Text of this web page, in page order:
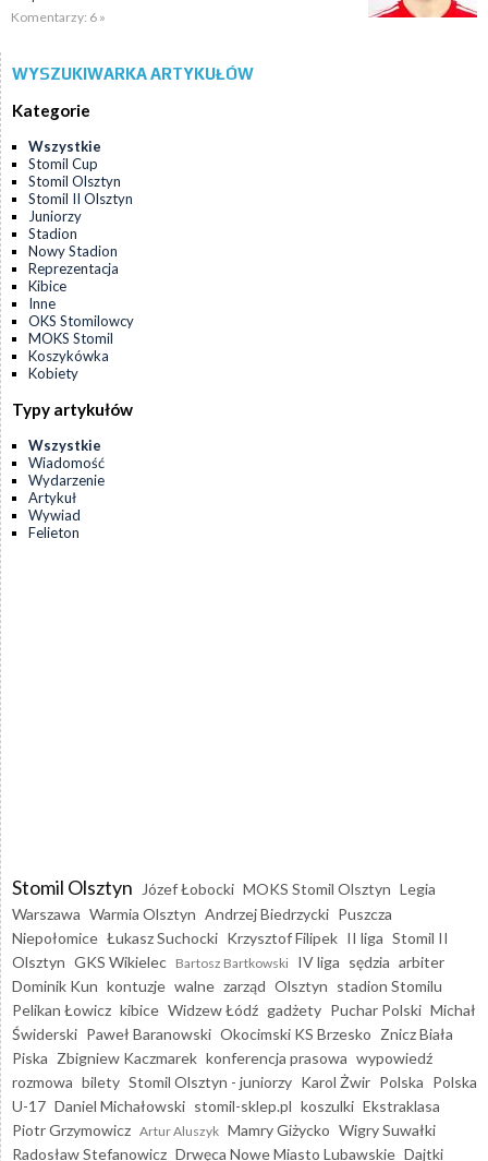
Komentarzy: 6 »
WYSZUKIWARKA ARTYKUŁÓW
Kategorie
Wszystkie
Stomil Cup
Stomil Olsztyn
Stomil II Olsztyn
Juniorzy
Stadion
Nowy Stadion
Reprezentacja
Kibice
Inne
OKS Stomilowcy
MOKS Stomil
Koszykówka
Kobiety
Typy artykułów
Wszystkie
Wiadomość
Wydarzenie
Artykuł
Wywiad
Felieton
Stomil Olsztyn Józef Łobocki MOKS Stomil Olsztyn Legia
Warszawa Warmia Olsztyn Andrzej Biedrzycki Puszcza
Niepołomice Łukasz Suchocki Krzysztof Filipek II liga Stomil II
Olsztyn GKS Wikielec Bartosz Bartkowski IV liga sędzia arbiter
Dominik Kun kontuzje walne zarząd Olsztyn stadion Stomilu
Pelikan Łowicz kibice Widzew Łódź gadżety Puchar Polski Michał
Świderski Paweł Baranowski Okocimski KS Brzesko Znicz Biała
Piska Zbigniew Kaczmarek konferencja prasowa wypowiedź
rozmowa bilety Stomil Olsztyn - juniorzy Karol Żwir Polska Polska
U-17 Daniel Michałowski stomil-sklep.pl koszulki Ekstraklasa
Piotr Grzymowicz Artur Aluszyk Mamry Giżycko Wigry Suwałki
Radosław Stefanowicz Drwęca Nowe Miasto Lubawskie Dajtki